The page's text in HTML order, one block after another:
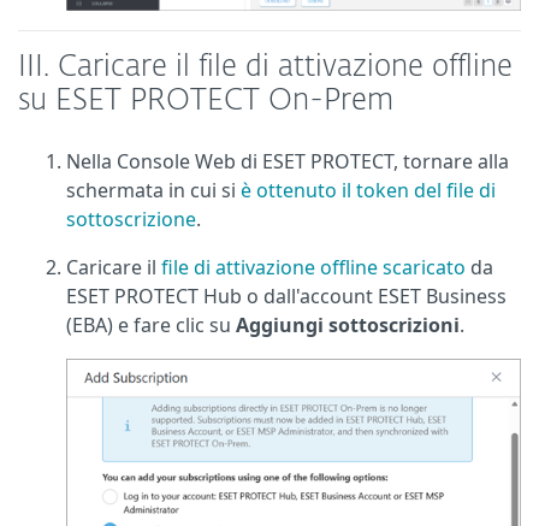
III. Caricare il file di attivazione offline
su ESET PROTECT On-Prem
Nella Console Web di ESET PROTECT, tornare alla
schermata in cui si è ottenuto il token del file di
sottoscrizione.
Caricare il file di attivazione offline scaricato da
ESET PROTECT Hub o dall'account ESET Business
(EBA) e fare clic su Aggiungi sottoscrizioni.